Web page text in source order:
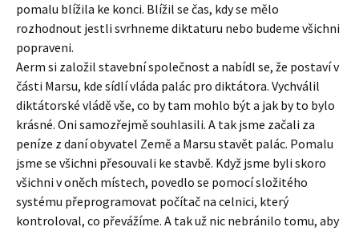
pomalu blížila ke konci. Blížil se čas, kdy se mělo
rozhodnout jestli svrhneme diktaturu nebo budeme všichni
popraveni.
Aerm si založil stavební společnost a nabídl se, že postaví v
části Marsu, kde sídlí vláda palác pro diktátora. Vychválil
diktátorské vládě vše, co by tam mohlo být a jak by to bylo
krásné. Oni samozřejmě souhlasili. A tak jsme začali za
peníze z daní obyvatel Země a Marsu stavět palác. Pomalu
jsme se všichni přesouvali ke stavbě. Když jsme byli skoro
všichni v oněch místech, povedlo se pomocí složitého
systému přeprogramovat počítač na celnici, který
kontroloval, co převážíme. A tak už nic nebránilo tomu, aby